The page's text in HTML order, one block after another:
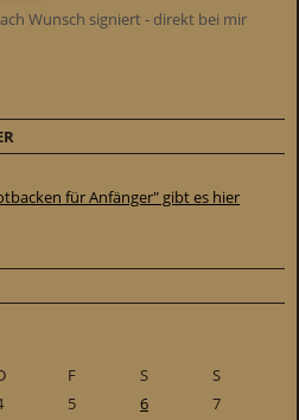
Wunsch signiert - direkt bei mir
für Anfänger" gibt es hier
F S
S
5 6
7